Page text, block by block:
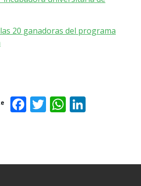
20 ganadoras del programa
Facebook
Twitter